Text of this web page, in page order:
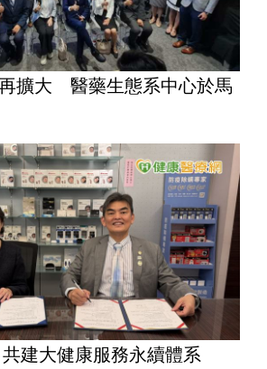
擴大 醫藥生態系中心於馬
共建大健康服務永續體系